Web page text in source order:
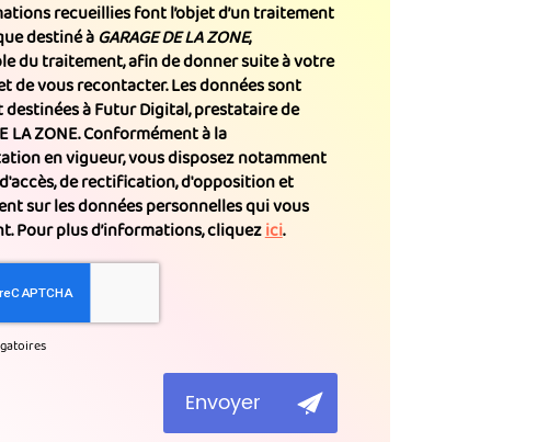
recueillies font l’objet d’un traitement
destiné àGARAGE DE LA ZONE,
du traitement, afin de donner suite à votre
de vous recontacter. Les données sont
destinées à Futur Digital, prestataire de
LA ZONE. Conformément à la
en vigueur, vous disposez notamment
de rectification, d'opposition et
sur les données personnelles qui vous
Pour plus d’informations, cliquezici.